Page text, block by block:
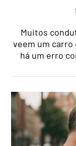
Muitos
veem um carro
há um erro